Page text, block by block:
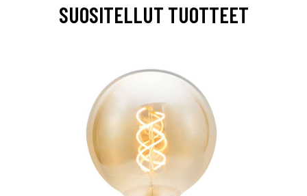
SUOSITELLUT TUOTTEET